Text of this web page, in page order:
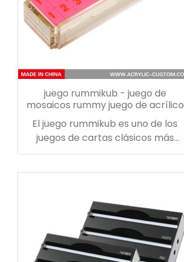
juego rummikub - juego de
mosaicos rummy juego de acrílico
El juego rummikub es uno de los
juegos de cartas clásicos más
populares del mundo. hermoso
deslizante de color transparente.
regalo perfecto. clásico juego de
fichas de rummy acrílico con un
diseño moderno.